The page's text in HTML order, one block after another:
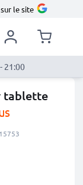
le site
21:00
tablette